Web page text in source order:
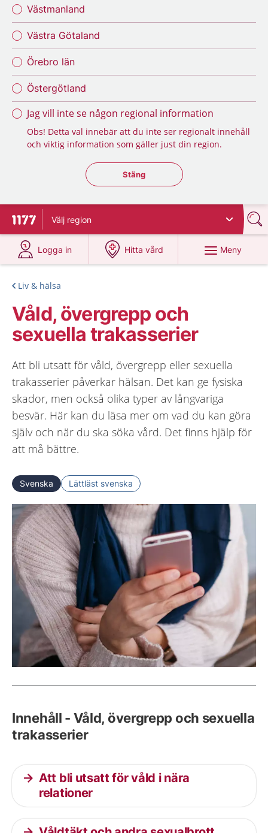
Västmanland
Västra Götaland
Örebro län
Östergötland
Jag vill inte se någon regional information
Obs! Detta val innebär att du inte ser regionalt innehåll
och viktig information som gäller just din region.
Stäng regionsväljaren
Stäng
Till startsidan för 1177
Välj region
Logga in
på 1177.se
Hitta vård
på 1177.se
Meny
Liv & hälsa
Våld, övergrepp och
sexuella trakasserier
Att bli utsatt för våld, övergrepp eller sexuella
trakasserier påverkar hälsan. Det kan ge fysiska
skador, men också olika typer av långvariga
besvär. Här kan du läsa mer om vad du kan göra
själv och när du ska söka vård. Det finns hjälp för
att må bättre.
Svenska Lättläst svenska
Innehåll - Våld, övergrepp och sexuella
trakasserier
Att bli utsatt för våld i nära
relationer